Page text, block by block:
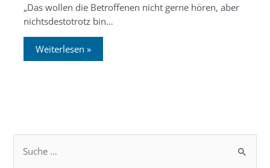
„Das wollen die Betroffenen nicht gerne hören, aber
nichtsdestotrotz bin…
Weiterlesen »